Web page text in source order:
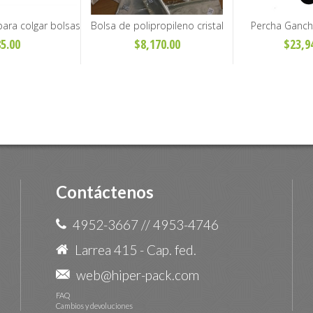
colgar bolsas
T-21
Bolsa de polipropileno cristal
reforzada 50 micrones - Pack
x100 unidades
$8,170.00
Percha
Accesorios
Contáctenos
4952-3667 //4953-4746
Larrea 415 - Cap. fed.
web@hiper-pack.com
FAQ
Cambios y devoluciones